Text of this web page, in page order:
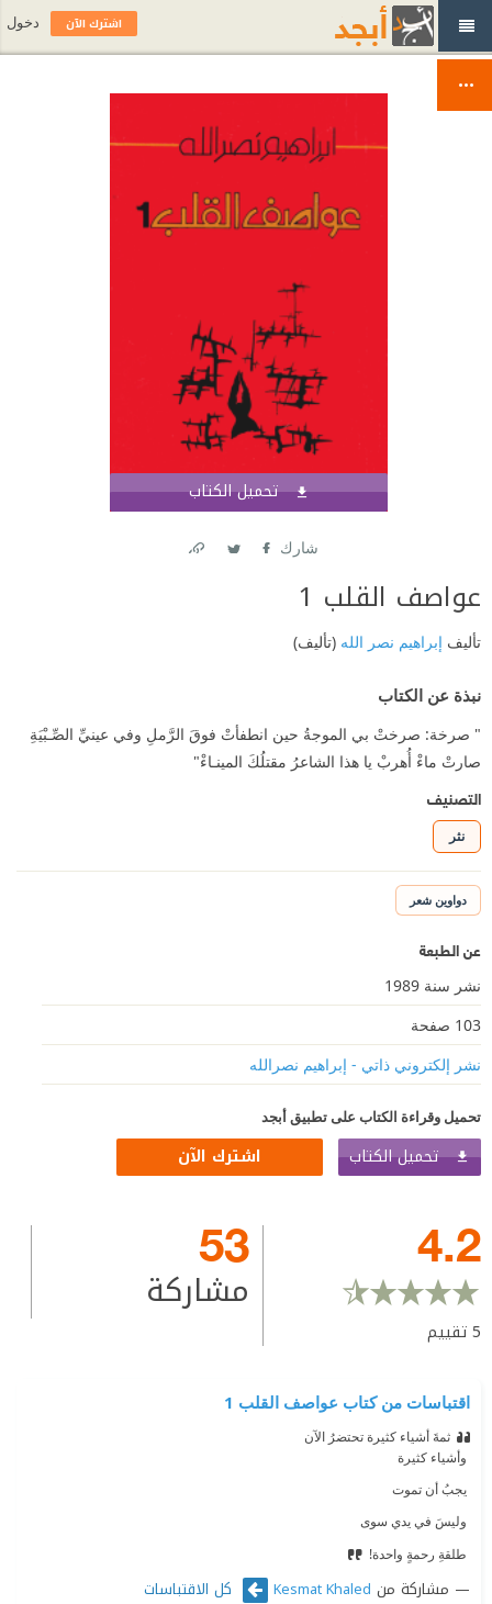
تحميل الكتاب
شارك
عواصف القلب 1
تأليف إبراهيم نصر الله (تأليف)
نبذة عن الكتاب
" صرخة: صرختْ بي الموجةُ حين انطفأتْ فوقَ الرَّملِ وفي عينيِّ الصِّـبْيَةِ
صارتْ ماءْ أُهربْ يا هذا الشاعرُ مقتلُكَ المينـاءْ"
التصنيف
نثر
دواوين شعر
عن الطبعة
نشر سنة 1989
103 صفحة
نشر إلكتروني ذاتي - إبراهيم نصرالله
تحميل وقراءة الكتاب على تطبيق أبجد
تحميل الكتاب اشترك الآن
4.2
5تقييم
53
مشاركة
اقتباسات من كتاب عواصف القلب 1
ثمةَ أشياء كثيرة تحتضرُ الآن
‫ وأشياء كثيرة
‫ يجبُ أن تموت
‫ وليسَ في يدي سوى
‫ طلقةِ رحمةٍ واحدة!
مشاركة من Kesmat Khaled كل الاقتباسات
اشترك الآن دخول